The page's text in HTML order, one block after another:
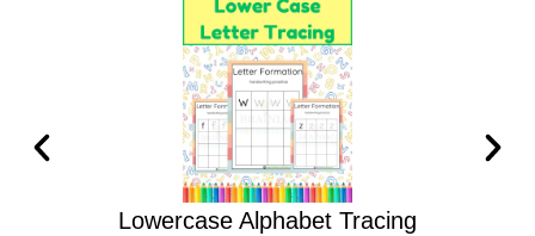
Lowercase Alphabet Tracing